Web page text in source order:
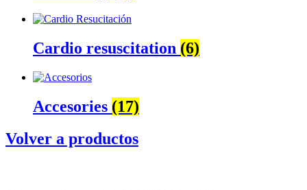
Cardio resuscitation (6)
Accesories (17)
Volver a productos